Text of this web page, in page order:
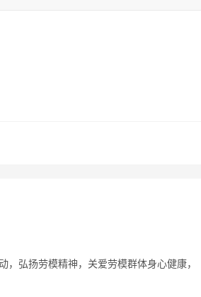
，弘扬劳模精神，关爱劳模群体身心健康，